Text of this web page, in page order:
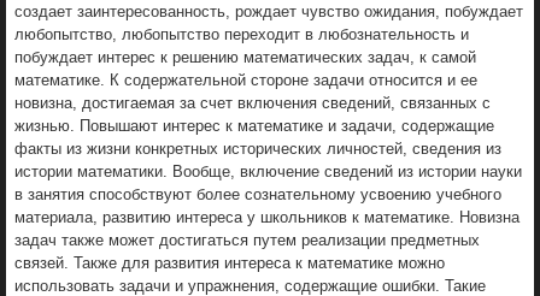
создает заинтересованность, рождает чувство ожидания, побуждает
любопытство, любопытство переходит в любознательность и
побуждает интерес к решению математических задач, к самой
математике. К содержательной стороне задачи относится и ее
новизна, достигаемая за счет включения сведений, связанных с
жизнью. Повышают интерес к математике и задачи, содержащие
факты из жизни конкретных исторических личностей, сведения из
истории математики. Вообще, включение сведений из истории науки
в занятия способствуют более сознательному усвоению учебного
материала, развитию интереса у школьников к математике. Новизна
задач также может достигаться путем реализации предметных
связей. Также для развития интереса к математике можно
использовать задачи и упражнения, содержащие ошибки. Такие